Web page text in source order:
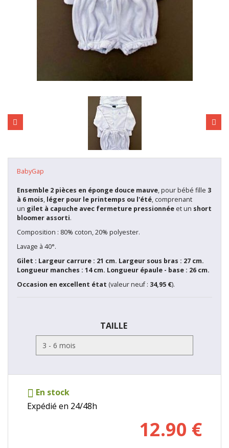
BabyGap
Ensemble 2 pièces en éponge douce mauve, pour bébé fille 3
à 6 mois, léger pour le printemps ou l'été, comprenant
un gilet à capuche avec fermeture pressionnée et un short
bloomer assorti.
Composition : 80% coton, 20% polyester.
Lavage à 40°.
Gilet : Largeur carrure : 21 cm. Largeur sous bras : 27 cm.
Longueur manches : 14 cm. Longueur épaule - base : 26 cm.
Occasion en excellent état (valeur neuf : 34,95 €).
TAILLE
En stock
Expédié en 24/48h
12.90 €